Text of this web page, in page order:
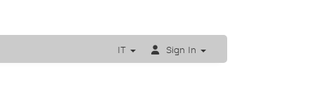
IT Sign In